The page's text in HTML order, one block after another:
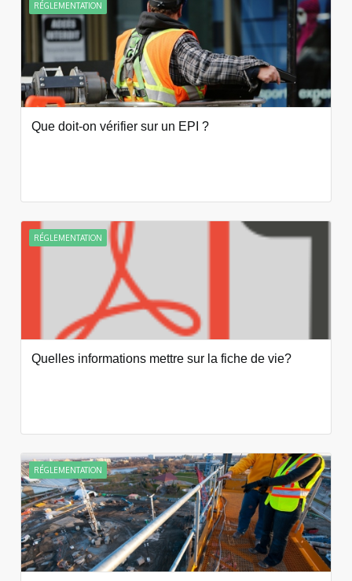
RÉGLEMENTATION
Que doit-on vérifier sur un EPI ?
RÉGLEMENTATION
Quelles informations mettre sur la fiche de vie?
RÉGLEMENTATION